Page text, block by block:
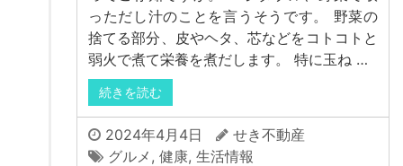
っただし汁のことを言うそうです。 野菜の
捨てる部分、皮やヘタ、芯などをコトコトと
弱火で煮て栄養を煮だします。 特に玉ね …
続きを読む
2024年4月4日
せき不動産
グルメ , 健康, 生活情報